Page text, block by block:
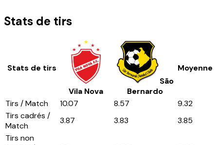
Stats de tirs
Stats de tirs
Vila Nova
São
Bernardo
Moyenne
Tirs / Match 10.07 8.57
9.32
Tirs cadrés /
Match
3.87 3.83
3.85
Tirs non